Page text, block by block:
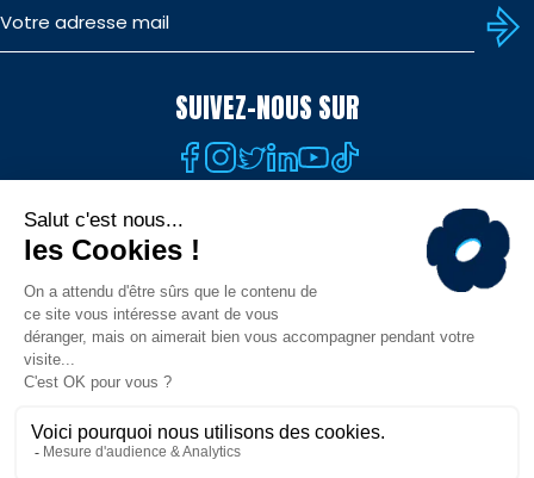
SUIVEZ-NOUS SUR
TÉLÉCHARGEZ L'APP
© MHR - Site officiel - Tous droits réservés